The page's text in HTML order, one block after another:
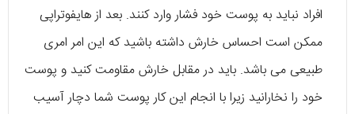
افراد نباید به پوست خود فشار وارد کنند. بعد از هایفوتراپی
ممکن است احساس خارش داشته باشید که این امر امری
طبیعی می باشد. باید در مقابل خارش مقاومت کنید و پوست
خود را نخارانید زیرا با انجام این کار پوست شما دچار آسیب